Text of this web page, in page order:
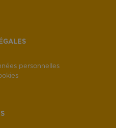
personnelles